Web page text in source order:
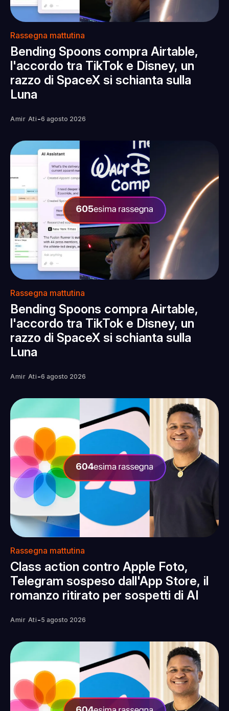
Rassegna mattutina
Bending Spoons compra Airtable,
l'accordo tra TikTok e Disney, un
razzo di SpaceX si schianta sulla
Luna
Amir Ati -6 agosto 2026
Rassegna mattutina
Bending Spoons compra Airtable,
l'accordo tra TikTok e Disney, un
razzo di SpaceX si schianta sulla
Luna
Amir Ati -6 agosto 2026
Rassegna mattutina
Class action contro Apple Foto,
Telegram sospeso dall'App Store, il
romanzo ritirato per sospetti di AI
Amir Ati -5 agosto 2026